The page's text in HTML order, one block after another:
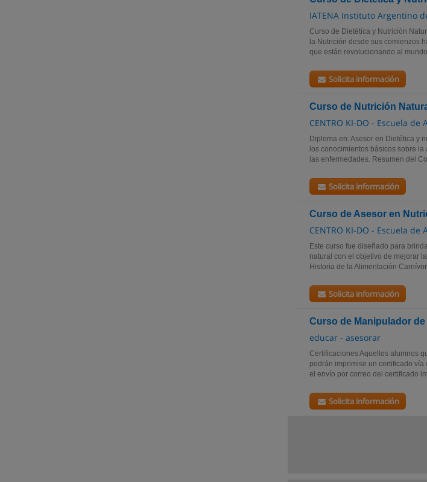
IATENA Instituto Argentino
Curso de Dietética y Nutrición
la Nutrición desde sus comienzos
que están revolucionando al
Solicita información
Curso de Nutrición
CENTRO KI-DO - Escuela
Diploma en: Asesor en Dietética y
los conocimientos básicos sobre
las enfermedades. Resumen del
Solicita información
Curso de Asesor en
CENTRO KI-DO - Escuela
Este curso fue diseñado para
natural con el objetivo de mejorar
Historia de la Alimentación
Solicita información
Curso de Manipulador
educar - asesorar
Certificaciones Aquellos alumnos
podrán imprimise un certificado
el envío por correo del certificado
Solicita información